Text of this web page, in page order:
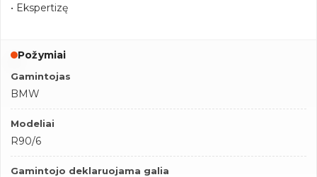
• Ekspertizę
Požymiai
Gamintojas
BMW
Modeliai
R90/6
Gamintojo deklaruojama galia